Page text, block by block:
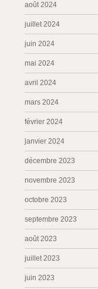
août 2024
juillet 2024
juin 2024
mai 2024
avril 2024
mars 2024
février 2024
janvier 2024
décembre 2023
novembre 2023
octobre 2023
septembre 2023
août 2023
juillet 2023
juin 2023